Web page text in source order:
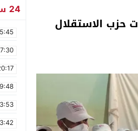
حزب الاستقلال
24 ساعة